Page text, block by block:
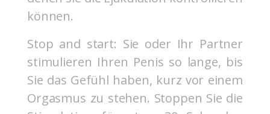
können.
Stop and start: Sie oder Ihr Partner
stimulieren Ihren Penis so lange, bis
Sie das Gefühl haben, kurz vor einem
Orgasmus zu stehen. Stoppen Sie die